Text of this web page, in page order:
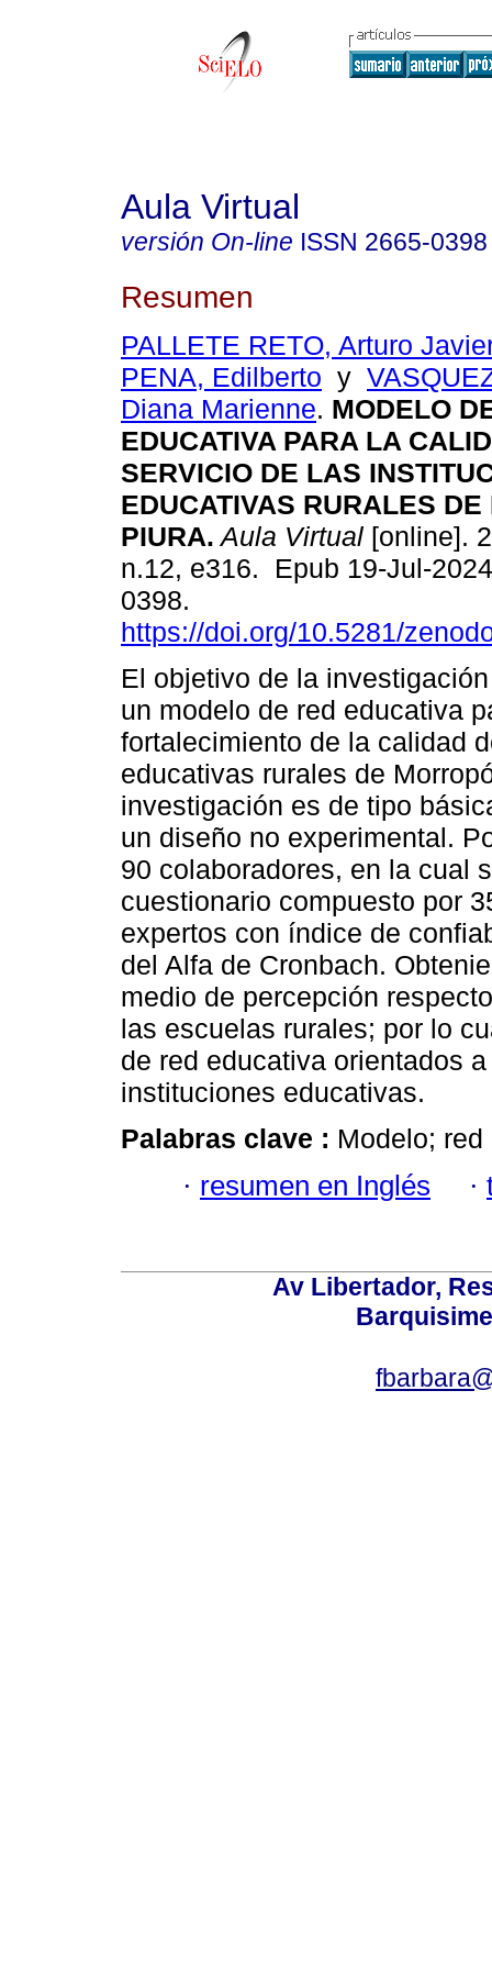
Aula Virtual
versión On-line ISSN 2665-0398
Resumen
PALLETE RETO, Arturo
PENA, Edilberto y
Diana Marienne. MODELO
EDUCATIVA PARA LA
SERVICIO DE LAS
EDUCATIVAS RURALES DE
PIURA. Aula Virtual [online].
n.12, e316. Epub 19-Jul-
0398.
https://doi.org/10.5281/
El objetivo de la
un modelo de red educativa
fortalecimiento de la calidad
educativas rurales de
investigación es de tipo
un diseño no experimental.
90 colaboradores, en la cual
cuestionario compuesto por
expertos con índice de
del Alfa de Cronbach.
medio de percepción
las escuelas rurales; por lo
de red educativa orientados
instituciones educativas.
Palabras clave : Modelo;
· resumen en Inglés ·
Av Libertador,